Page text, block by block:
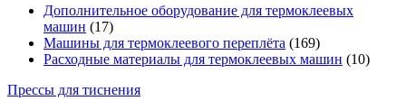
Дополнительное оборудование для термоклеевых
машин (17)
Машины для термоклеевого переплёта (169)
Расходные материалы для термоклеевых машин (10)
Прессы для тиснения